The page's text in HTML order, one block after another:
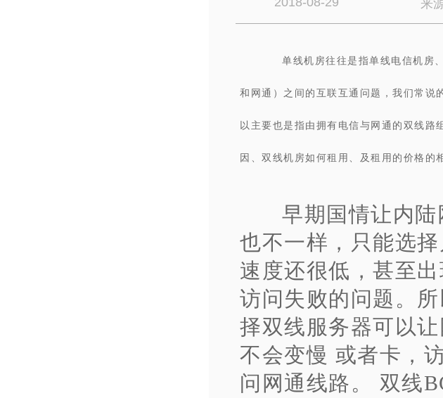
来
单线机房往往是指单线电信机房
和网通）之间的互联互通问题，我们常说
以主要也是指由拥有电信与网通的双线路
因、双线机房如何租用、及租用的价格的
早期国情让内
也不一样，只能选
速度还很低，甚至
访问失败的问题。
择双线服务器可以
不会变慢 或者卡，
问网通线路。 双线